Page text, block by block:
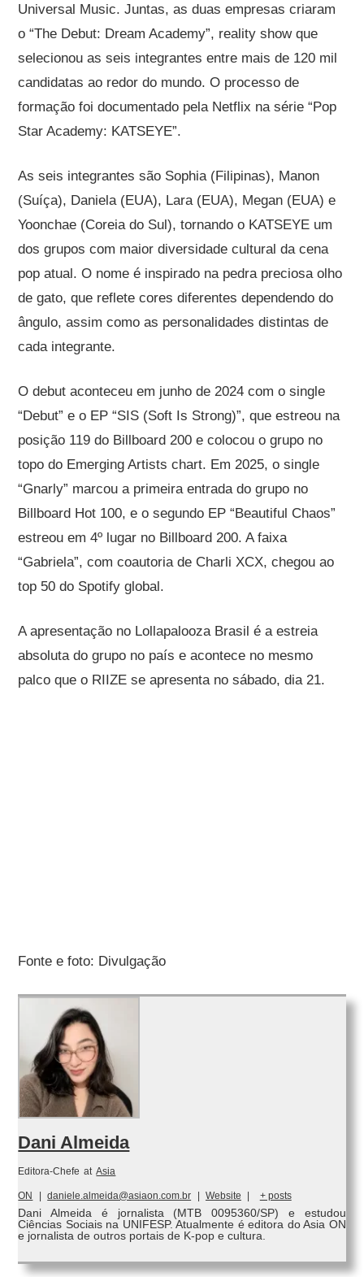
Universal Music. Juntas, as duas empresas criaram
o “The Debut: Dream Academy”, reality show que
selecionou as seis integrantes entre mais de 120 mil
candidatas ao redor do mundo. O processo de
formação foi documentado pela Netflix na série “Pop
Star Academy: KATSEYE”.
As seis integrantes são Sophia (Filipinas), Manon
(Suíça), Daniela (EUA), Lara (EUA), Megan (EUA) e
Yoonchae (Coreia do Sul), tornando o KATSEYE um
dos grupos com maior diversidade cultural da cena
pop atual. O nome é inspirado na pedra preciosa olho
de gato, que reflete cores diferentes dependendo do
ângulo, assim como as personalidades distintas de
cada integrante.
O debut aconteceu em junho de 2024 com o single
“Debut” e o EP “SIS (Soft Is Strong)”, que estreou na
posição 119 do Billboard 200 e colocou o grupo no
topo do Emerging Artists chart. Em 2025, o single
“Gnarly” marcou a primeira entrada do grupo no
Billboard Hot 100, e o segundo EP “Beautiful Chaos”
estreou em 4º lugar no Billboard 200. A faixa
“Gabriela”, com coautoria de Charli XCX, chegou ao
top 50 do Spotify global.
A apresentação no Lollapalooza Brasil é a estreia
absoluta do grupo no país e acontece no mesmo
palco que o RIIZE se apresenta no sábado, dia 21.
Fonte e foto: Divulgação
Dani Almeida
Editora-Chefe at Asia
ON daniele.almeida@asiaon.com.br Website + posts
Dani Almeida é jornalista (MTB 0095360/SP) e estudou
Ciências Sociais na UNIFESP. Atualmente é editora do Asia ON
e jornalista de outros portais de K-pop e cultura.